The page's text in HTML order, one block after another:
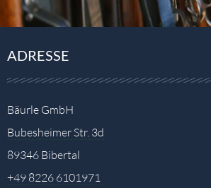
ADRESSE
Bäurle GmbH
Bubesheimer Str. 3d
89346 Bibertal
+49 8226 6101971